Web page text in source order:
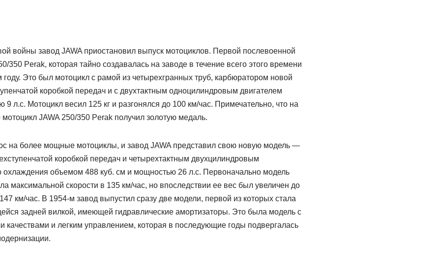
войны завод JAWA приостановил выпуск мотоциклов. Первой послевоенной
350 Perak, которая тайно создавалась на заводе в течение всего этого времени
году. Это был мотоцикл с рамой из четырехгранных труб, карбюратором новой
коробкой передач и с двухтактным одноцилиндровым двигателем
9 л.с. Мотоцикл весил 125 кг и разгонялся до 100 км/час. Примечательно, что на
JAWA 250/350 Perak получил золотую медаль.
на более мощные мотоциклы, и завод JAWA представил свою новую модель —
коробкой передач и четырехтактным двухцилиндровым
охлаждения объемом 488 куб. см и мощностью 26 л.с. Первоначально модель
максимальной скорости в 135 км/час, но впоследствии ее вес был увеличен до
км/час. В 1954-м завод выпустил сразу две модели, первой из которых стала
задней вилкой, имеющей гидравлические амортизаторы. Это была модель с
и легким управлением, которая в последующие годы подвергалась